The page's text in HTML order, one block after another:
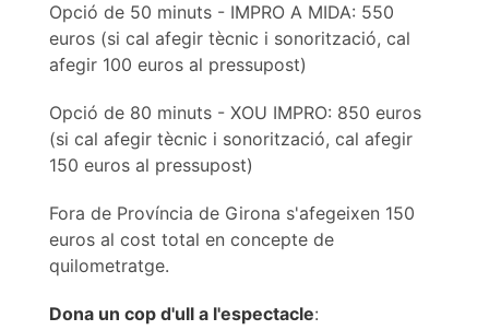
Opció de 50 minuts - IMPRO A MIDA: 550
euros (si cal afegir tècnic i sonorització, cal
afegir 100 euros al pressupost)
Opció de 80 minuts - XOU IMPRO: 850 euros
(si cal afegir tècnic i sonorització, cal afegir
150 euros al pressupost)
Fora de Província de Girona s'afegeixen 150
euros al cost total en concepte de
quilometratge.
Dona un cop d'ull a l'espectacle: